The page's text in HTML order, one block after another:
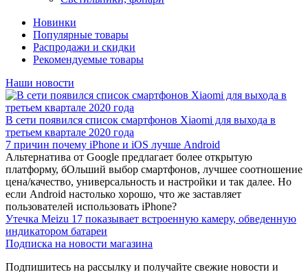
Новинки
Популярные товары
Распродажи и скидки
Рекомендуемые товары
Наши новости
В сети появился список смартфонов Xiaomi для выхода в
третьем квартале 2020 года
7 причин почему iPhone и iOS лучше Android
Альтернатива от Google предлагает более открытую
платформу, бОльший выбор смартфонов, лучшее соотношение
цена/качество, универсальность и настройки и так далее. Но
если Android настолько хорошо, что же заставляет
пользователей использовать iPhone?
Утечка Meizu 17 показывает встроенную камеру, обведенную
индикатором батареи
Подписка на новости магазина
Подпишитесь на рассылку и получайте свежие новости и